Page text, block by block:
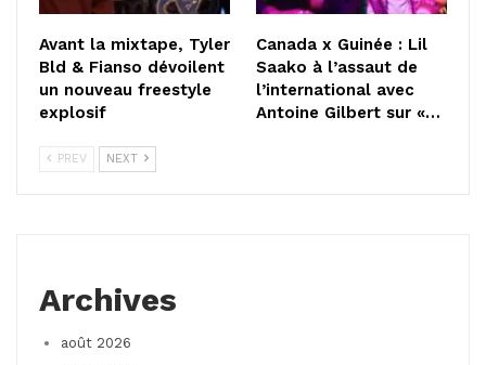
Avant la mixtape, Tyler
Bld & Fianso dévoilent
un nouveau freestyle
explosif
Canada x Guinée : Lil
Saako à l’assaut de
l’international avec
Antoine Gilbert sur «…
PREV NEXT
Archives
août 2026